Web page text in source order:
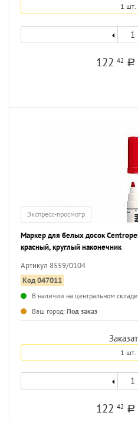
1 шт.
12242 a
Экспресс-просмотр
Маркер для белых досок
красный, круглый наконечник
Артикул 8559/0104
Код 047011
В наличии на центральном
Ваш город: Под заказ
1 шт.
12242 a